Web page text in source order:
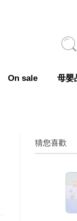
On sale 母嬰
猜您喜歡